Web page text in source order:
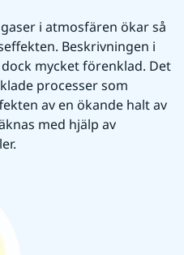
i atmosfären ökar så
Beskrivningen i
mycket förenklad. Det
processer som
av en ökande halt av
med hjälp av